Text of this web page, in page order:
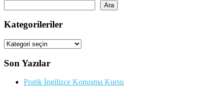
Ara
Kategorileriler
Kategorileriler
Son Yazılar
Pratik İngilizce Konuşma Kursu